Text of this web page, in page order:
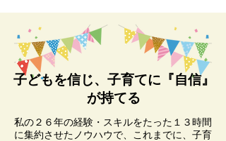
子どもを信じ、子育てに『自信』
が持てる
私の２６年の経験・スキルをたった１３時間
に集約させたノウハウで、これまでに、子育